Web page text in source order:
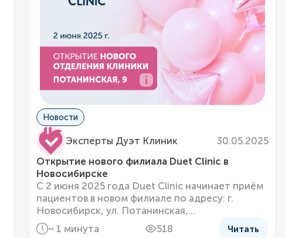
Новости
Эксперты Дуэт Клиник
30.05.2025
Открытие нового филиала Duet Clinic в
Новосибирске
С 2 июня 2025 года Duet Clinic начинает приём
пациентов в новом филиале по адресу: г.
Новосибирск, ул. Потанинская,...
~ 1 минута
518 Читать